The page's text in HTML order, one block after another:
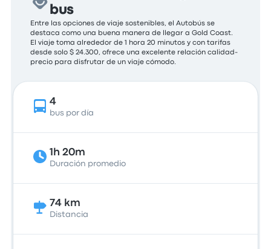
bus
Entre las opciones de viaje sostenibles, el Autobús se
destaca como una buena manera de llegar a Gold Coast.
El viaje toma alrededor de 1 hora 20 minutos y con tarifas
desde solo $ 24.300, ofrece una excelente relación calidad-
precio para disfrutar de un viaje cómodo.
4
bus por día
1h 20m
Duración promedio
74 km
Distancia